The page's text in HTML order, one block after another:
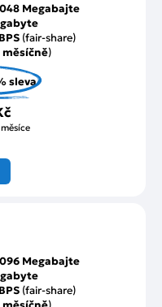
Megabajte
(fair-share)
měsíčně)
sleva
Megabajte
(fair-share)